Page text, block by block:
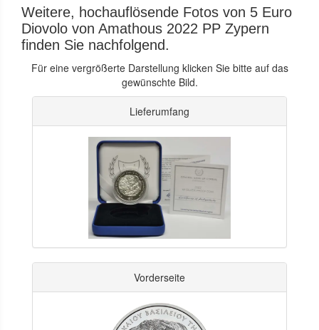
Weitere, hochauflösende Fotos von 5 Euro
Diovolo von Amathous 2022 PP Zypern
finden Sie nachfolgend.
Für eine vergrößerte Darstellung klicken Sie bitte auf das
gewünschte Bild.
Lieferumfang
Vorderseite